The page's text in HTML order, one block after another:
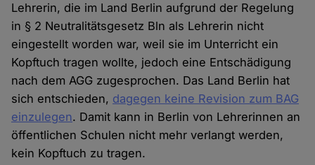
Lehrerin, die im Land Berlin aufgrund der Regelung
in § 2 Neutralitätsgesetz Bln als Lehrerin nicht
eingestellt worden war, weil sie im Unterricht ein
Kopftuch tragen wollte, jedoch eine Entschädigung
nach dem AGG zugesprochen. Das Land Berlin hat
sich entschieden, dagegen keine Revision zum BAG
einzulegen. Damit kann in Berlin von Lehrerinnen an
öffentlichen Schulen nicht mehr verlangt werden,
kein Kopftuch zu tragen.